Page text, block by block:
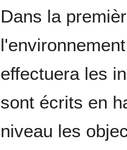
Dans la
effectuera les
sont écrits en
niveau les